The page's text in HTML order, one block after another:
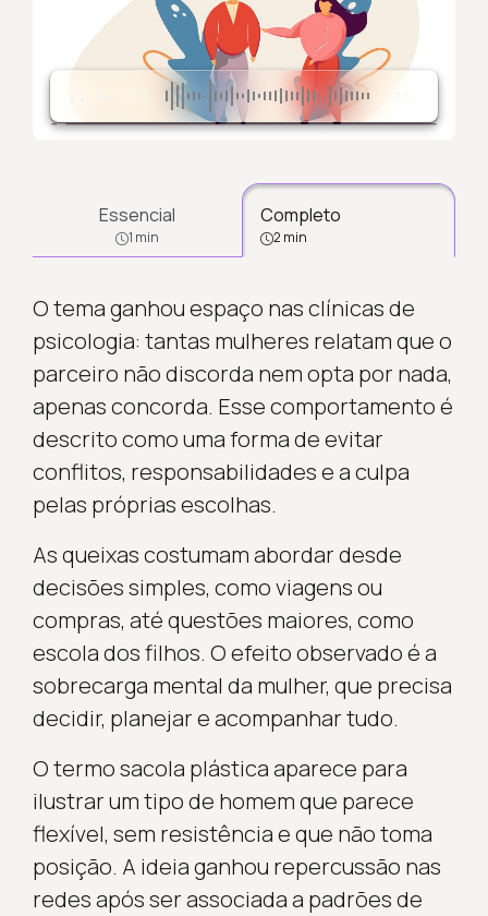
Essencial
1 min
Completo
2 min
O tema ganhou espaço nas clínicas de
psicologia: tantas mulheres relatam que o
parceiro não discorda nem opta por nada,
apenas concorda. Esse comportamento é
descrito como uma forma de evitar
conflitos, responsabilidades e a culpa
pelas próprias escolhas.
As queixas costumam abordar desde
decisões simples, como viagens ou
compras, até questões maiores, como
escola dos filhos. O efeito observado é a
sobrecarga mental da mulher, que precisa
decidir, planejar e acompanhar tudo.
O termo sacola plástica aparece para
ilustrar um tipo de homem que parece
flexível, sem resistência e que não toma
posição. A ideia ganhou repercussão nas
redes após ser associada a padrões de